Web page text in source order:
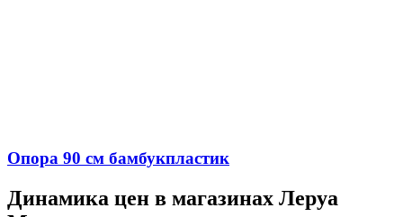
Опора 90 см бамбукпластик
Динамика цен в магазинах Леруа